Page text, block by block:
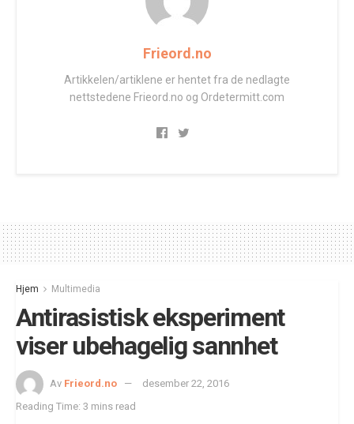
Frieord.no
Artikkelen/artiklene er hentet fra de nedlagte
nettstedene Frieord.no og Ordetermitt.com
Hjem Multimedia
Antirasistisk eksperiment
viser ubehagelig sannhet
Av Frieord.no
desember 22, 2016
Reading Time: 3 mins read